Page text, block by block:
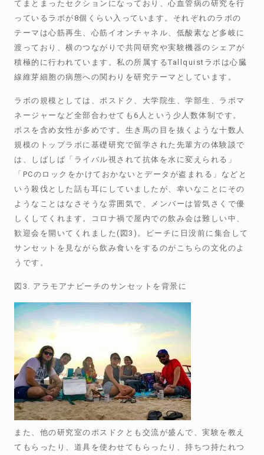
てまとまったセクションになっており、心血管病の研究を行
っているラボが8個くらい入っています。それぞれのラボの
テーマは心筋再生、心筋イオンチャネル、低酸素など多岐に
渡っており、横のつながりで共同研究や実験機器のシェアが
積極的に行われています。私の所属するTallquistラボは心臓
線維芽細胞の病態への関わりを研究テーマとしています。
ラボの規模としては、ポスドク、大学院生、学部生、ラボマ
ネージャーなど全部合わせても6人という少人数体制です。
ボスを含め女性が多めです。生き馬の目を抜くような十数人
規模のトップラボに基礎研究で留学された先輩方の体験談で
は、しばしば「ライバル視されて抗体を水に変えられる」
「PCのロックをかけておかないとデータが盗まれる」などと
いう殺伐とした話も耳にしていましたが、幸いなことにその
ようなことはなさそうな雰囲気で、メンバーは皆気さくで優
しくしてくれます。コロナ禍で屋内での飲み会は難しい中、
歓迎会を開いてくれました(図3)。ビーチに日没前に集合して
サンセットを見ながら飲み食いをするのがこちらの文化のよ
うです。
図3. アラモアナビーチのサンセットを背景に
また、他の研究室のポスドクとも交流が盛んで、実験を教え
てもらったり、道具を使わせてもらったり、持ちつ持たれつ